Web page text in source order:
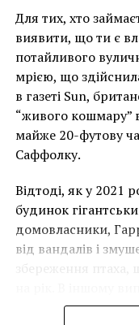
Впервые
Филиппинах. На
автора огромное
страусиных яиц.
Порой, глядя на
скульптуры,
именно из
максимум 15 см,
каждого из них
очень
алмазным
Если станете
Для тих, хто
виявити, що ти є
потайливого
мрією, що
в газеті Sun,
“живого кошмару”
майже 20-футову
Саффолку.
Відтоді, як у 2021
будинок
домовласники,
від вандалів і
збереження
мурал, що може